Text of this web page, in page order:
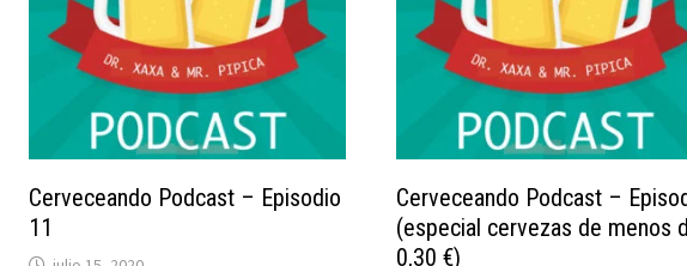
Cerveceando Podcast – Episodio
11
Cerveceando Podcast –
(especial cervezas de menos
0,30 €)